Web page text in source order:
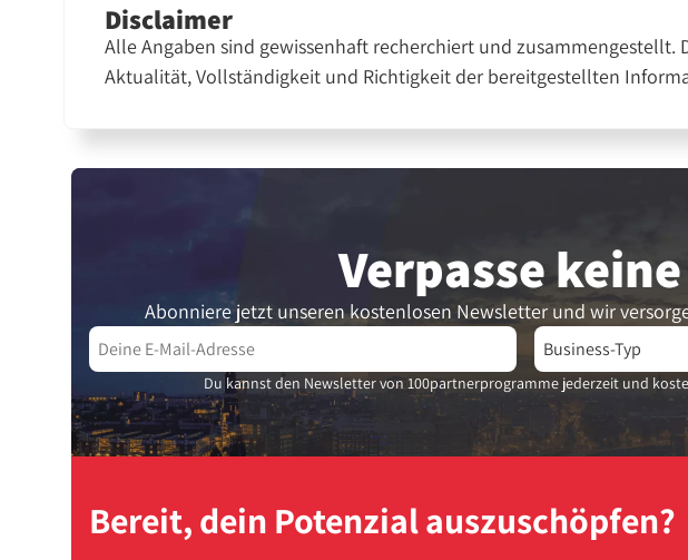
Disclaimer
Alle Angaben sind gewissenhaft recherchiert und
Aktualität, Vollständigkeit und Richtigkeit der bereitgestellten
Verpasse
Abonniere jetzt unseren kostenlosen Newsletter und wir
Du kannst den Newsletter von 100partnerprogramme jederzeit und
Bereit, dein Potenzial auszuschöpfen?